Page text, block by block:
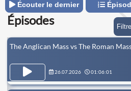
Écouter le dernier
Épisodes
The Anglican Mass vs The Roman
26.07.2026 01:06:01